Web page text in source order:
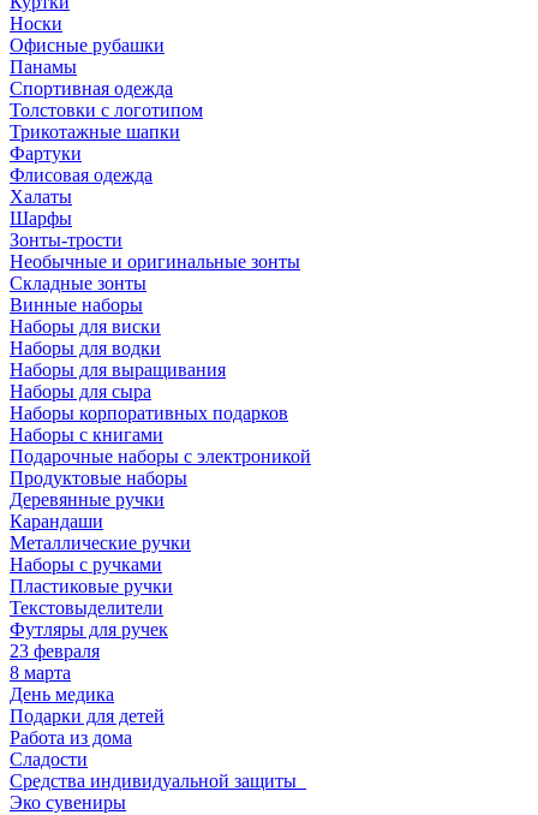
Носки
Офисные рубашки
Панамы
Спортивная одежда
Толстовки с логотипом
Трикотажные шапки
Фартуки
Флисовая одежда
Халаты
Шарфы
Зонты-трости
Необычные и оригинальные зонты
Складные зонты
Винные наборы
Наборы для виски
Наборы для водки
Наборы для выращивания
Наборы для сыра
Наборы корпоративных подарков
Наборы с книгами
Подарочные наборы с электроникой
Продуктовые наборы
Деревянные ручки
Карандаши
Металлические ручки
Наборы с ручками
Пластиковые ручки
Текстовыделители
Футляры для ручек
23 февраля
8 марта
День медика
Подарки для детей
Работа из дома
Сладости
Средства индивидуальной защиты_
Эко сувениры